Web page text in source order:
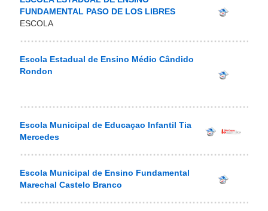
FUNDAMENTAL PASO DE LOS LIBRES
ESCOLA
Escola Estadual de Ensino Médio Cândido
Rondon
Escola Municipal de Educaçao Infantil Tia
Mercedes
Escola Municipal de Ensino Fundamental
Marechal Castelo Branco